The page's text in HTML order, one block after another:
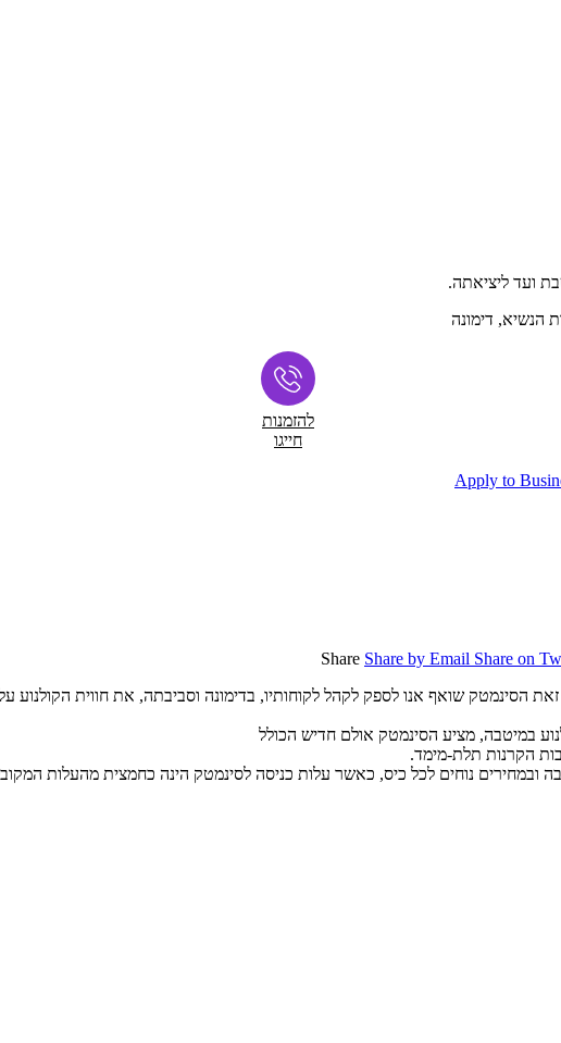
ועד ליציאתה.
הנשיא, דימונה
להזמנות
חייגו
Apply to
Share Share by Email Share on
זאת הסינמטק שואף אנו לספק לקהל לקוחותיו, בדימונה וסביבתה, את חווית
במיטבה, מציע הסינמטק אולם חדיש הכולל
הקרנות תלת-מימד.
נוחים לכל כיס, כאשר עלות כניסה לסינמטק הינה כחמצית מהעלות